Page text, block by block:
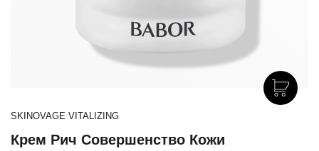
SKINOVAGE VITALIZING
Крем Рич Совершенство Кожи